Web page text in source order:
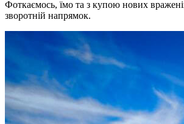
Фоткаємось, їмо та з купою нових
зворотній напрямок.